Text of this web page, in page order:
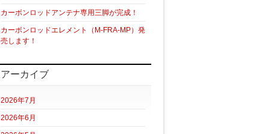
カーボンロッドアンテナ専用三脚が完成！
カーボンロッドエレメント（M-FRA-MP）発
売します！
アーカイブ
2026年7月
2026年6月